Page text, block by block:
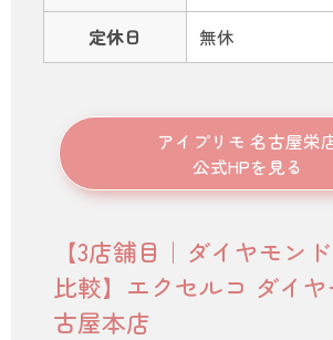
定休日 無休
アイプリモ 名古屋栄
公式HPを見る
【3店舗目｜ダイヤモン
比較】エクセルコ ダイ
古屋本店